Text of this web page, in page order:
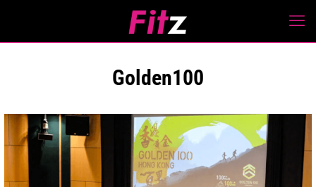
Golden100